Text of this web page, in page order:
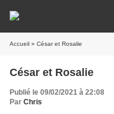
Accueil » César et Rosalie
César et Rosalie
Publié le 09/02/2021 à 22:08
Par Chris